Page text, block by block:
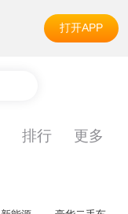
打开APP
排行 更多